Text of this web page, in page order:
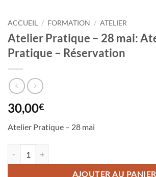
ACCUEIL / FORMATION / ATELIER
Atelier Pratique – 28 mai:
Pratique – Réservation
30,00€
Atelier Pratique – 28 mai
AJOUTER AU PANIER